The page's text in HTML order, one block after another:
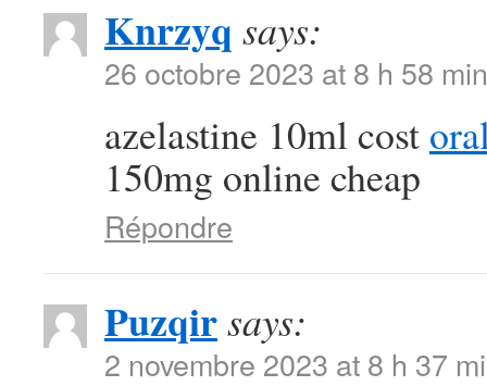
Knrzyq says:
26 octobre 2023 at 8 h 58 min
azelastine 10ml cost
150mg online cheap
Répondre
Puzqirsays:
2 novembre 2023 at 8 h 37